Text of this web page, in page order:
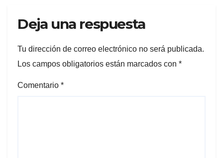
Deja una respuesta
Tu dirección de correo electrónico no será publicada.
Los campos obligatorios están marcados con *
Comentario *